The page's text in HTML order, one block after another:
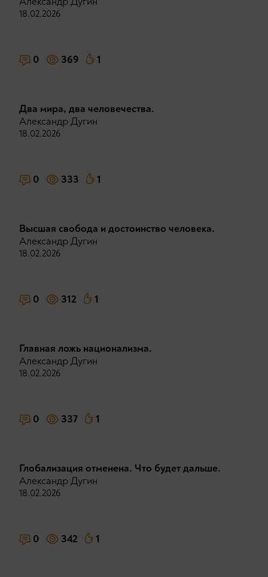
18.02.2026
0 369 1
Два мира, два человечества.
Александр Дугин
18.02.2026
0 333 1
Высшая свобода и достоинство человека.
Александр Дугин
18.02.2026
0 312 1
Главная ложь национализма.
Александр Дугин
18.02.2026
0 337 1
Глобализация отменена. Что будет дальше.
Александр Дугин
18.02.2026
0 342 1